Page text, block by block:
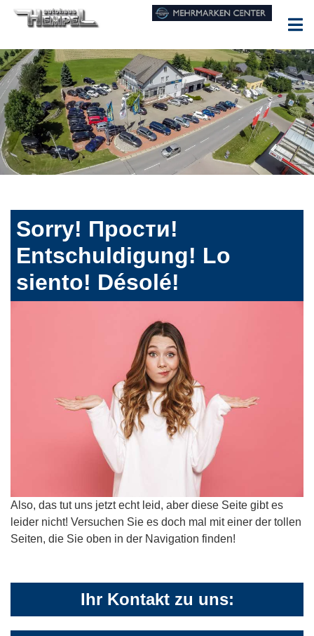
Sorry! Прости!
Entschuldigung! Lo
siento! Désolé!
Also, das tut uns jetzt echt leid, aber diese Seite gibt es
leider nicht! Versuchen Sie es doch mal mit einer der tollen
Seiten, die Sie oben in der Navigation finden!
Ihr Kontakt zu uns: